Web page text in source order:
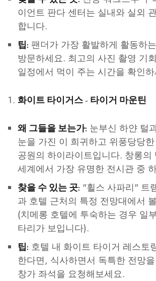
이언트 판다 센터는 실내와 실외
합니다.
팁: 팬더가 가장 활발하게 활동하
방문하세요. 최고의 사진 촬영 기
일정에서 먹이 주는 시간을 확인
화이트 타이거스 - 타이거 마운틴
왜 그들을 보는가: 눈부신 하얀 털
눈을 가진 이 희귀하고 위풍당당
공원의 하이라이트입니다. 창롱의
세계에서 가장 유명한 전시관 중
찾을 수 있는 곳: "휠스 사파리" 트
과 호텔 근처의 특정 전망대에서
(치메롱 호텔에 투숙하는 경우 일
타리가 보입니다).
팁: 호텔 내 화이트 타이거 레스토
한다면, 식사하면서 독특한 전망
창가 좌석을 요청해보세요.